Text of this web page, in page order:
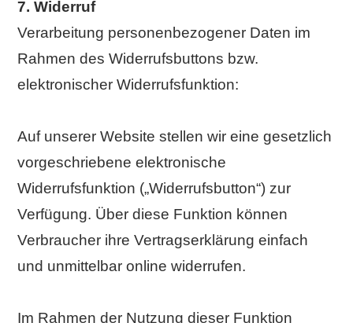
7. Widerruf
Verarbeitung personenbezogener Daten im
Rahmen des Widerrufsbuttons bzw.
elektronischer Widerrufsfunktion:
Auf unserer Website stellen wir eine gesetzlich
vorgeschriebene elektronische
Widerrufsfunktion („Widerrufsbutton“) zur
Verfügung. Über diese Funktion können
Verbraucher ihre Vertragserklärung einfach
und unmittelbar online widerrufen.
Im Rahmen der Nutzung dieser Funktion